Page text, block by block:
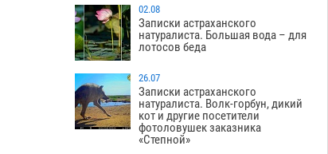
02.08
Записки астраханского
натуралиста. Большая вода – для
лотосов беда
26.07
Записки астраханского
натуралиста. Волк-горбун, дикий
кот и другие посетители
фотоловушек заказника
«Степной»